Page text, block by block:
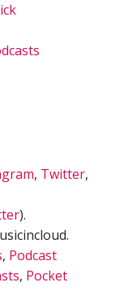
, Twitter,
).
, Podcast
, Pocket